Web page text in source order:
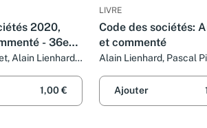
2020,
- 36e
Alain Lienhard
1,00 €
LIVRE
Code des sociétés:
et commenté
Alain Lienhard, Pascal
Valuet
Ajouter